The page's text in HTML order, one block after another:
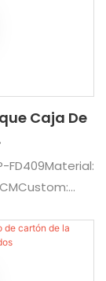
Caja De
De
FD409Material: